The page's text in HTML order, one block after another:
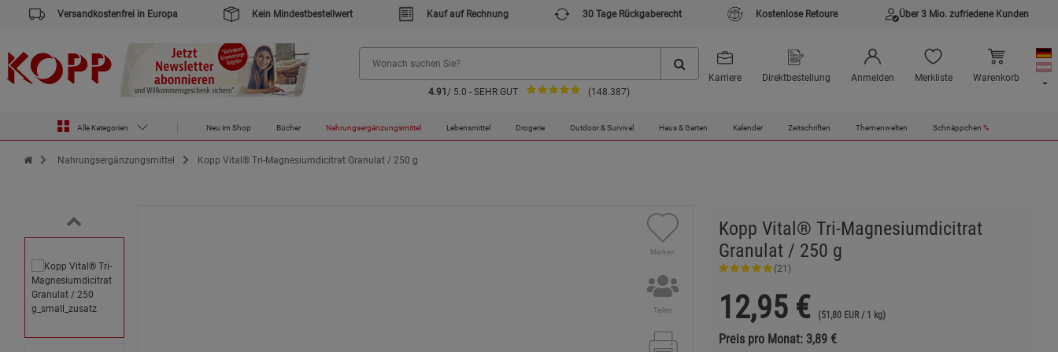
Versandkostenfrei in Europa Kein Mindestbestellwert Kauf auf Rechnung 30 Tage Rückgaberecht Kostenlose Retoure Über 3 Mio. zufriedene Kunden
4.91 / 5.0 - SEHR GUT (148.387)
Karriere Direktbestellung Anmelden Merkliste Warenkorb
Alle Kategorien Neu im Shop Bücher Nahrungsergänzungsmittel Lebensmittel Drogerie Outdoor & Survival Haus & Garten Kalender Zeitschriften Themenwelten Schnäppchen %
Zur Startseite des Kopp Verlag Online-Shop
Nahrungsergänzungsmittel Kopp Vital® Tri-Magnesiumdicitrat Granulat / 250 g
Merken
Teilen
Kopp Vital® Tri-Magnesiumdicitrat
Granulat / 250 g
(21)
12,95 € (51,80 EUR / 1 kg)
Preis pro Monat: 3,89 €